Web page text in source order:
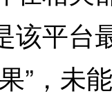
该平台
”，未